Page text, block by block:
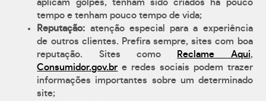
aplicam golpes, tenham sido criados há pouco
tempo e tenham pouco tempo de vida;
Reputação: atenção especial para a experiência
de outros clientes. Prefira sempre, sites com boa
reputação. Sites como
Reclame Aqui,
Consumidor.gov.br e redes sociais podem trazer
informações importantes sobre um determinado
site;